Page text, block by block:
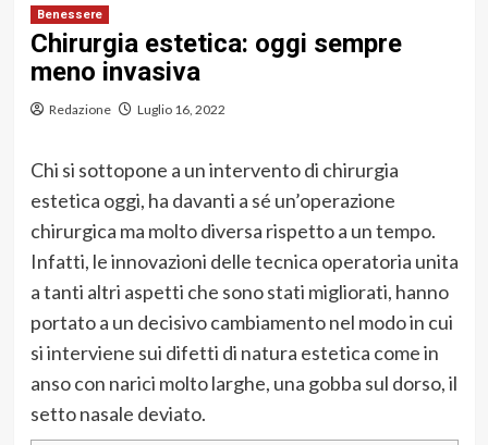
Benessere
Chirurgia estetica: oggi sempre
meno invasiva
Redazione Luglio 16, 2022
Chi si sottopone a un intervento di chirurgia
estetica oggi, ha davanti a sé un’operazione
chirurgica ma molto diversa rispetto a un tempo.
Infatti, le innovazioni delle tecnica operatoria unita
a tanti altri aspetti che sono stati migliorati, hanno
portato a un decisivo cambiamento nel modo in cui
si interviene sui difetti di natura estetica come in
anso con narici molto larghe, una gobba sul dorso, il
setto nasale deviato.